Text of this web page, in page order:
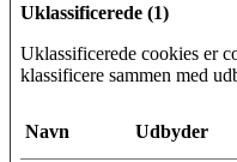
Uklassificerede (1)
Uklassificerede cookies er
klassificere sammen med
Navn Udbyder